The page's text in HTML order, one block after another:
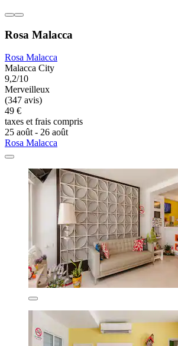
Rosa Malacca
Rosa Malacca
Malacca City
9,2/10
Merveilleux
(347 avis)
49 €
taxes et frais compris
25 août - 26 août
Rosa Malacca